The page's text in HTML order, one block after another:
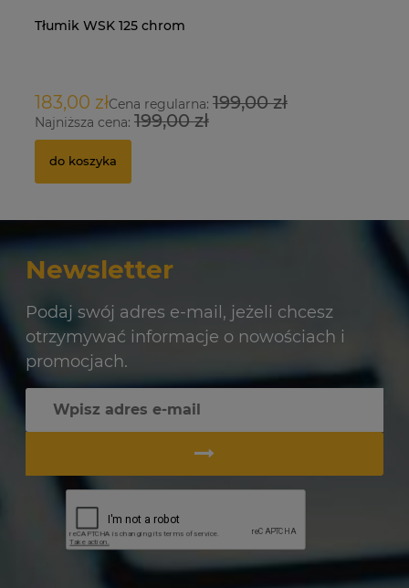
Tłumik WSK 125 chrom
183,00 złCena regularna: 199,00 zł
Najniższa cena: 199,00 zł
do koszyka
Newsletter
Podaj swój adres e-mail, jeżeli chcesz
otrzymywać informacje o nowościach i
promocjach.